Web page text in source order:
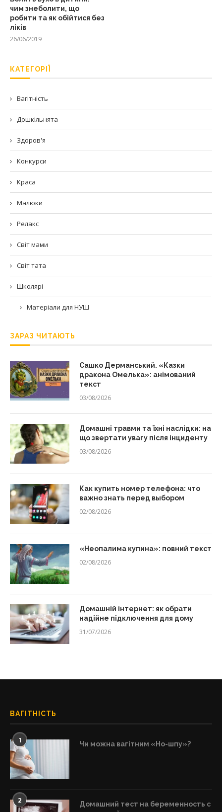
чим знеболити, що
робити та як обійтися без
ліків
26/06/2019
КАТЕГОРІЇ
Вагітність
Дошкільнята
Здоров'я
Конкурси
Краса
Малюки
Релакс
Світ мами
Світ тата
Школярі
Матеріали для НУШ
ЗАРАЗ ЧИТАЮТЬ
Сашко Дерманський. «Казки
дракона Омелька»: анімований
текст
03/08/2026
Домашні травми та їхні наслідки: на
що звертати увагу після інциденту
03/08/2026
Как купить номер телефона: что
важно знать перед выбором
02/08/2026
«Неопалима купина»: повний текст
02/08/2026
Домашній інтернет: як обрати
надійне підключення для дому
31/07/2026
ВАГІТНІСТЬ
1 Чи можна вагітним «Но-шпу»?
2
Домашний тест на беременность с